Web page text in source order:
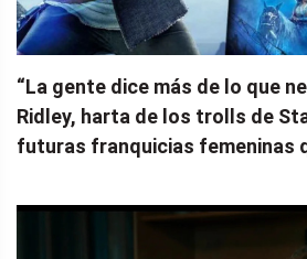
“La gente dice más de lo que
Ridley, harta de los trolls de
futuras franquicias femeninas